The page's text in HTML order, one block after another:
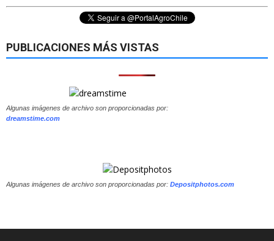
PUBLICACIONES MÁS VISTAS
Algunas imágenes de archivo son proporcionadas por:
dreamstime.com
Algunas imágenes de archivo son proporcionadas por: Depositphotos.com